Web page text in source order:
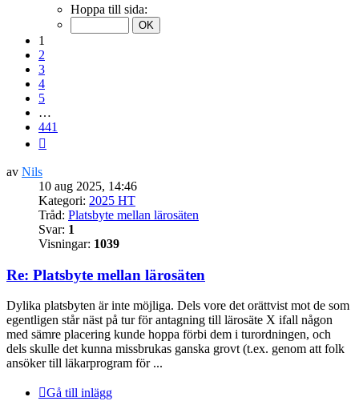
Hoppa till sida:
1
2
3
4
5
…
441
av Nils
10 aug 2025, 14:46
Kategori: 2025 HT
Tråd: Platsbyte mellan lärosäten
Svar: 1
Visningar: 1039
Re: Platsbyte mellan lärosäten
Dylika platsbyten är inte möjliga. Dels vore det orättvist mot de som
egentligen står näst på tur för antagning till lärosäte X ifall någon
med sämre placering kunde hoppa förbi dem i turordningen, och
dels skulle det kunna missbrukas ganska grovt (t.ex. genom att folk
ansöker till läkarprogram för ...
Gå till inlägg